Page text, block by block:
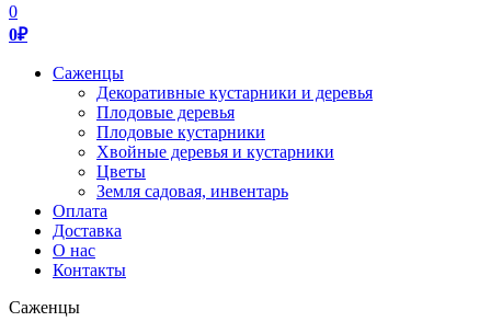
0
0₽
Саженцы
Декоративные кустарники и деревья
Плодовые деревья
Плодовые кустарники
Хвойные деревья и кустарники
Цветы
Земля садовая, инвентарь
Оплата
Доставка
О нас
Контакты
Саженцы